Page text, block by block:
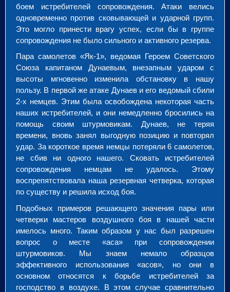
боем истребителей сопровождения. Атаки велись
одновременно против сковывающей и ударной групп.
Это могло принести врагу успех, если бы в группе
сопровождения не было сильного и активного резерва.
Пара самолетов «Як-1», ведомая Героем Советского
Союза капитаном Дунаевым, внезапным ударом с
высоты мгновенно изменила обстановку в нашу
пользу. В первой же атаке Дунаев и его ведомый сбили
2-х немцев. Этим была освобождена некоторая часть
наших истребителей, и они немедленно бросились на
помощь своим штурмовикам. Дунаев, не теряя
времени, вновь занял выгодную позицию и повторял
удар. За короткое время немцы потеряли 6 самолетов,
не сбив ни одного нашего. Сковать истребителей
сопровождения немцам не удалось. Этому
воспрепятствовала наша резервная четверка, которая
по существу и решила исход боя.
Подобных примеров решающего значения пары или
четверки мастеров воздушного боя в нашей части
имелось много. Таким образом у нас был разрешен
вопрос о месте «аса» при сопровождении
штурмовиков. Мы знаем немало образцов
эффективного использования «асов», но они в
основном относятся к борьбе истребителей за
господство в воздухе. В этом случае сравнительно